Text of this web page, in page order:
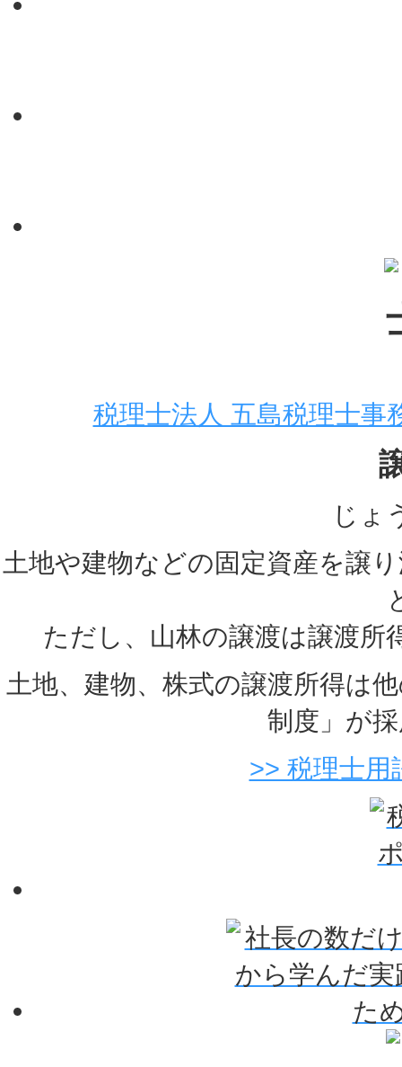
税理士法人 五島税理士事
じょ
土地や建物などの固定資産を譲
ただし、山林の譲渡は譲渡所
土地、建物、株式の譲渡所得は
制度」が
>> 税理士